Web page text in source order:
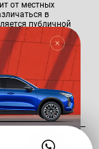
от местных
в
публичной
РК. Максимальные
и прайс-листах
Дистрибутора,
на местах
Информацию Вы
городе. Основные
продукции
продажи.